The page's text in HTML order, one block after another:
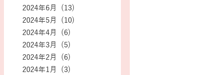
2024年6月 (13)
2024年5月 (10)
2024年4月 (6)
2024年3月 (5)
2024年2月 (6)
2024年1月 (3)